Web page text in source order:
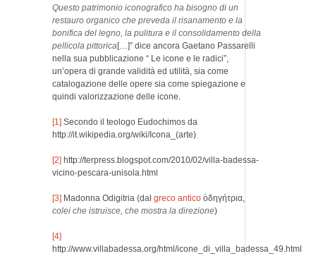
Questo patrimonio iconografico ha bisogno di un
restauro organico che preveda il risanamento e la
bonifica del legno, la pulitura e il consolidamento della
pellicola pittorica […]” dice ancora Gaetano Passarelli
nella sua pubblicazione “ Le icone e le radici”,
un’opera di grande validità ed utilità, sia come
catalogazione delle opere sia come spiegazione e
quindi valorizzazione delle icone.
[1] Secondo il teologo Eudochimos da
http://it.wikipedia.org/wiki/Icona_(arte)
[2] http://terpress.blogspot.com/2010/02/villa-badessa-
vicino-pescara-unisola.html
[3] Madonna Odigitria (dal greco antico ὸδηγήτρια,
colei che istruisce, che mostra la direzione)
[4]
http://www.villabadessa.org/html/icone_di_villa_badessa_49.html